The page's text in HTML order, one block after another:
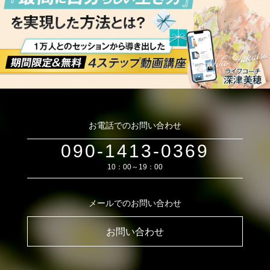
お電話でのお問い合わせ
090-1413-0369
10：00～19：00
メールでのお問い合わせ
お問い合わせ